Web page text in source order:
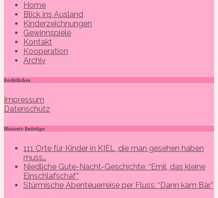
Home
Blick ins Ausland
Kinderzeichnungen
Gewinnspiele
Kontakt
Kooperation
Archiv
Rechtliches
Impressum
Datenschutz
Neueste Beiträge
111 Orte für Kinder in KIEL, die man gesehen haben
muss…
Niedliche Gute-Nacht-Geschichte: “Emil, das kleine
Einschlafschaf”
Stürmische Abenteuerreise per Fluss: “Dann kam Bär”